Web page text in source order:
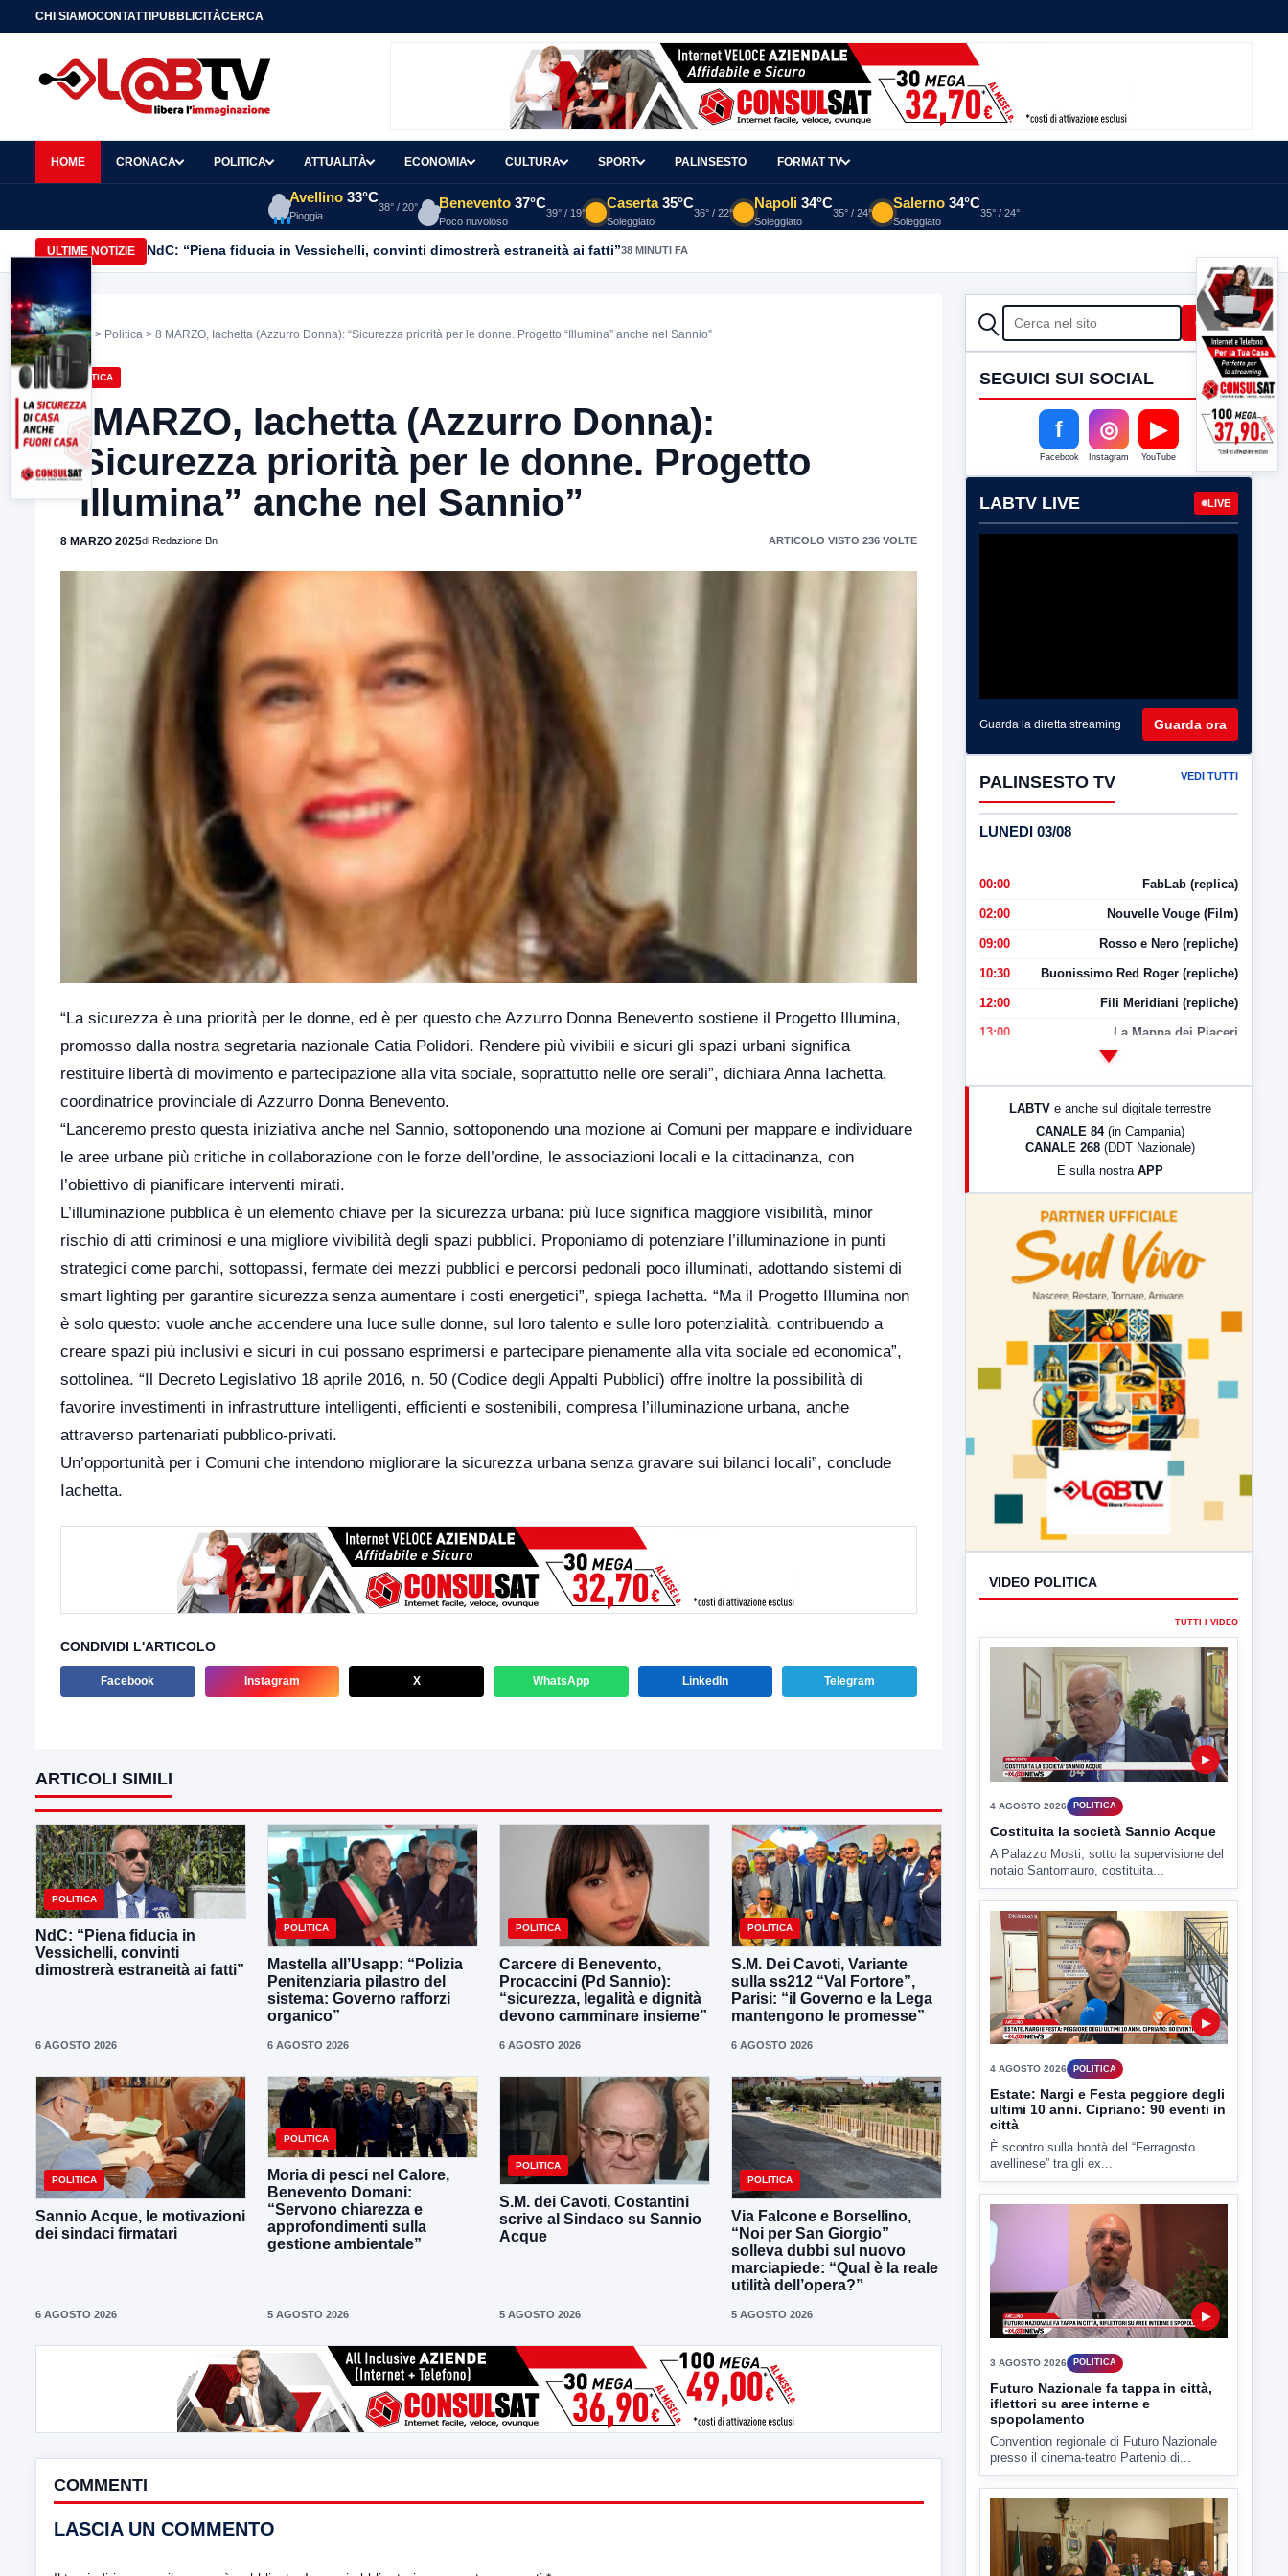
CHI SIAMOCONTATTIPUBBLICITÀCERCA
HOME CRONACA POLITICA ATTUALITÀ ECONOMIA CULTURA SPORT PALINSESTO FORMAT TV
Avellino 33°C
Pioggia
38° / 20° Benevento 37°C
Poco nuvoloso
39° / 19°
Caserta 35°C
Soleggiato
36° / 22°
Napoli 34°C
Soleggiato
35° / 24°
Salerno 34°C
Soleggiato
35° / 24°
ULTIME NOTIZIE NdC: “Piena fiducia in Vessichelli, convinti dimostrerà estraneità ai fatti”38 MINUTI FA
Home > Politica > 8 MARZO, Iachetta (Azzurro Donna): “Sicurezza priorità per le donne. Progetto “Illumina” anche nel Sannio”
POLITICA
8 MARZO, Iachetta (Azzurro Donna):
“Sicurezza priorità per le donne. Progetto
“Illumina” anche nel Sannio”
8 MARZO 2025di Redazione Bn ARTICOLO VISTO 236 VOLTE
“La sicurezza è una priorità per le donne, ed è per questo che Azzurro Donna Benevento sostiene il Progetto Illumina,
promosso dalla nostra segretaria nazionale Catia Polidori. Rendere più vivibili e sicuri gli spazi urbani significa
restituire libertà di movimento e partecipazione alla vita sociale, soprattutto nelle ore serali”, dichiara Anna Iachetta,
coordinatrice provinciale di Azzurro Donna Benevento.
“Lanceremo presto questa iniziativa anche nel Sannio, sottoponendo una mozione ai Comuni per mappare e individuare
le aree urbane più critiche in collaborazione con le forze dell’ordine, le associazioni locali e la cittadinanza, con
l’obiettivo di pianificare interventi mirati.
L’illuminazione pubblica è un elemento chiave per la sicurezza urbana: più luce significa maggiore visibilità, minor
rischio di atti criminosi e una migliore vivibilità degli spazi pubblici. Proponiamo di potenziare l’illuminazione in punti
strategici come parchi, sottopassi, fermate dei mezzi pubblici e percorsi pedonali poco illuminati, adottando sistemi di
smart lighting per garantire sicurezza senza aumentare i costi energetici”, spiega Iachetta. “Ma il Progetto Illumina non
è solo questo: vuole anche accendere una luce sulle donne, sul loro talento e sulle loro potenzialità, contribuendo a
creare spazi più inclusivi e sicuri in cui possano esprimersi e partecipare pienamente alla vita sociale ed economica”,
sottolinea. “Il Decreto Legislativo 18 aprile 2016, n. 50 (Codice degli Appalti Pubblici) offre inoltre la possibilità di
favorire investimenti in infrastrutture intelligenti, efficienti e sostenibili, compresa l’illuminazione urbana, anche
attraverso partenariati pubblico-privati.
Un’opportunità per i Comuni che intendono migliorare la sicurezza urbana senza gravare sui bilanci locali”, conclude
Iachetta.
CONDIVIDI L'ARTICOLO
Facebook Instagram X WhatsApp LinkedIn Telegram
ARTICOLI SIMILI
POLITICA
NdC: “Piena fiducia in
Vessichelli, convinti
dimostrerà estraneità ai fatti”
6 AGOSTO 2026
POLITICA
Mastella all’Usapp: “Polizia
Penitenziaria pilastro del
sistema: Governo rafforzi
organico”
6 AGOSTO 2026
POLITICA
Carcere di Benevento,
Procaccini (Pd Sannio):
“sicurezza, legalità e dignità
devono camminare insieme”
6 AGOSTO 2026
POLITICA
S.M. Dei Cavoti, Variante
sulla ss212 “Val Fortore”,
Parisi: “il Governo e la Lega
mantengono le promesse”
6 AGOSTO 2026
POLITICA
Sannio Acque, le motivazioni
dei sindaci firmatari
6 AGOSTO 2026
POLITICA
Moria di pesci nel Calore,
Benevento Domani:
“Servono chiarezza e
approfondimenti sulla
gestione ambientale”
5 AGOSTO 2026
POLITICA
S.M. dei Cavoti, Costantini
scrive al Sindaco su Sannio
Acque
5 AGOSTO 2026
POLITICA
Via Falcone e Borsellino,
“Noi per San Giorgio”
solleva dubbi sul nuovo
marciapiede: “Qual è la reale
utilità dell’opera?”
5 AGOSTO 2026
COMMENTI
LASCIA UN COMMENTO
CERCA Cerca
SEGUICI SUI SOCIAL
f
Facebook
◎
Instagram
▶
YouTube
LABTV LIVE LIVE
Guarda la diretta streaming Guarda ora
PALINSESTO TV VEDI TUTTI
LUNEDI 03/08
00:00 FabLab (replica)
02:00 Nouvelle Vouge (Film)
09:00 Rosso e Nero (repliche)
10:30 Buonissimo Red Roger (repliche)
12:00 Fili Meridiani (repliche)
13:00 La Mappa dei Piaceri
LabNews (Diretta)
LabNews (replica)
LABTV e anche sul digitale terrestre
CANALE 84 (in Campania)
CANALE 268 (DDT Nazionale)
E sulla nostra APP
VIDEO POLITICA
TUTTI I VIDEO
▶
4 AGOSTO 2026 POLITICA
Costituita la società Sannio Acque
A Palazzo Mosti, sotto la supervisione del
notaio Santomauro, costituita...
▶
4 AGOSTO 2026 POLITICA
Estate: Nargi e Festa peggiore degli
ultimi 10 anni. Cipriano: 90 eventi in
città
È scontro sulla bontà del “Ferragosto
avellinese” tra gli ex...
▶
3 AGOSTO 2026 POLITICA
Futuro Nazionale fa tappa in città,
iflettori su aree interne e
spopolamento
Convention regionale di Futuro Nazionale
presso il cinema-teatro Partenio di...